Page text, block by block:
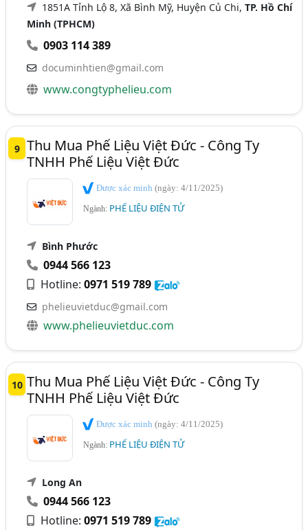
1851A Tỉnh Lộ 8, Xã Bình Mỹ, Huyện Củ Chi,TP. Hồ Chí
Minh (TPHCM)
0903 114 389
documinhtien@gmail.com
www.congtyphelieu.com
9 Thu Mua Phế Liệu Việt Đức - Công Ty
TNHH Phế Liệu Việt Đức
Được xác minh(ngày: 4/11/2025)
Ngành: PHẾ LIỆU ĐIỆN TỬ
Bình Phước
0944 566 123
Hotline:0971 519 789
phelieuvietduc@gmail.com
www.phelieuvietduc.com
10 Thu Mua Phế Liệu Việt Đức - Công Ty
TNHH Phế Liệu Việt Đức
Được xác minh(ngày: 4/11/2025)
Ngành: PHẾ LIỆU ĐIỆN TỬ
Long An
0944 566 123
Hotline:0971 519 789